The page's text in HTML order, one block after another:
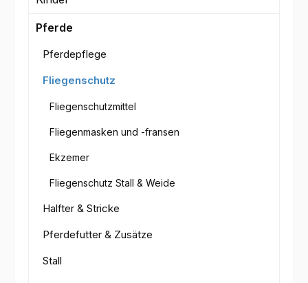
Pferde
Pferdepflege
Fliegenschutz
Fliegenschutzmittel
Fliegenmasken und -fransen
Ekzemer
Fliegenschutz Stall & Weide
Halfter & Stricke
Pferdefutter & Zusätze
Stall